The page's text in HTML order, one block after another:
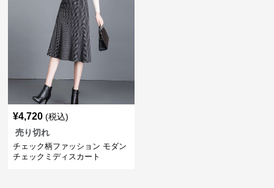
¥4,720 (税込)
売り切れ
チェック柄ファッション モダン
チェックミディスカート